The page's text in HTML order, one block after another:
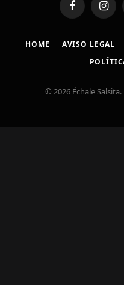
Facebook
HOME AVISO LEGAL
© 2026 Échale